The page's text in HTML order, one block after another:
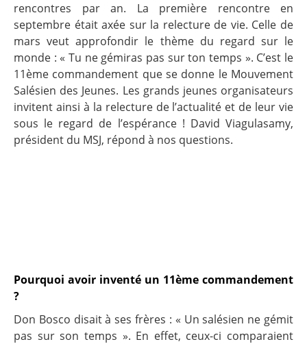
rencontres par an. La première rencontre en
septembre était axée sur la relecture de vie. Celle de
mars veut approfondir le thème du regard sur le
monde : « Tu ne gémiras pas sur ton temps ». C’est le
11ème commandement que se donne le Mouvement
Salésien des Jeunes. Les grands jeunes organisateurs
invitent ainsi à la relecture de l’actualité et de leur vie
sous le regard de l’espérance ! David Viagulasamy,
président du MSJ, répond à nos questions.
Pourquoi avoir inventé un 11ème commandement
?
Don Bosco disait à ses frères : « Un salésien ne gémit
pas sur son temps ». En effet, ceux-ci comparaient